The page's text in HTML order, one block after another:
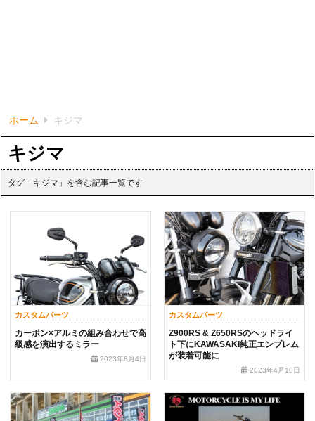
ホーム キジマ
キジマ
タグ「キジマ」を含む記事一覧です
カスタムパーツ
カーボン×アルミの組み合わせで高
級感を演出するミラー
2023年8月4日
カスタムパーツ
Z900RS & Z650RSのヘッドライ
ト下にKAWASAKI純正エンブレム
が装着可能に
2023年4月10日